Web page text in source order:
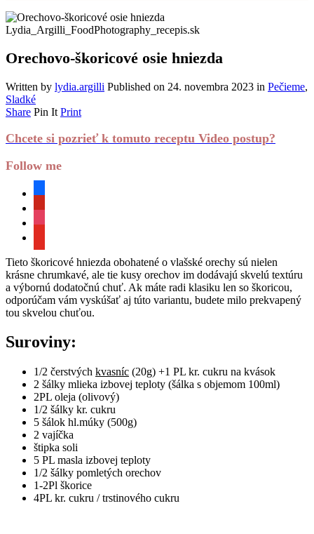
Orechovo-škoricové osie hniezda
Written by lydia.argilli Published on 24. novembra 2023 in Pečieme,
Sladké
Share Pin It Print
Chcete si pozrieť k tomuto receptu Video postup?
Follow me
Tieto škoricové hniezda obohatené o vlašské orechy sú nielen
krásne chrumkavé, ale tie kusy orechov im dodávajú skvelú textúru
a výbornú dodatočnú chuť. Ak máte radi klasiku len so škoricou,
odporúčam vám vyskúšať aj túto variantu, budete milo prekvapený
tou skvelou chuťou.
Suroviny:
1/2 čerstvých kvasníc (20g) +1 PL kr. cukru na kvások
2 šálky mlieka izbovej teploty (šálka s objemom 100ml)
2PL oleja (olivový)
1/2 šálky kr. cukru
5 šálok hl.múky (500g)
2 vajíčka
štipka soli
5 PL masla izbovej teploty
1/2 šálky pomletých orechov
1-2Pl škorice
4PL kr. cukru / trstinového cukru